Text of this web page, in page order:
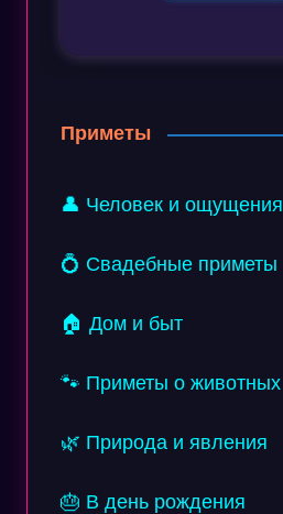
Приметы
👤 Человек и ощущения
💍 Свадебные приметы
🏠 Дом и быт
🐾 Приметы о животных
🌿 Природа и явления
🎂 В день рождения